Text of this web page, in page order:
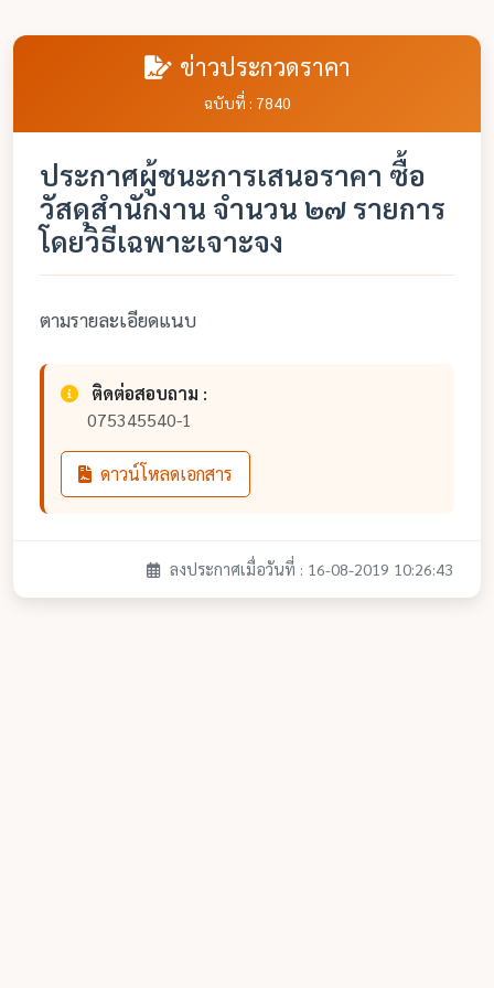
ข่าวประกวดราคา
ฉบับที่ : 7840
ประกาศผู้ชนะการเสนอราคา ซื้อ
วัสดุสำนักงาน จำนวน ๒๗ รายการ
โดยวิธีเฉพาะเจาะจง
ตามรายละเอียดแนบ
ติดต่อสอบถาม :
075345540-1
ดาวน์โหลดเอกสาร
ลงประกาศเมื่อวันที่ : 16-08-2019 10:26:43